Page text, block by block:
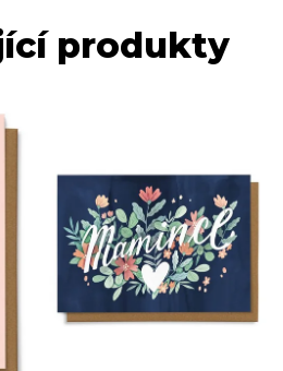
produkty